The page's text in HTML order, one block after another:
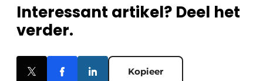
Interessant artikel? Deel het
verder.
Kopieer